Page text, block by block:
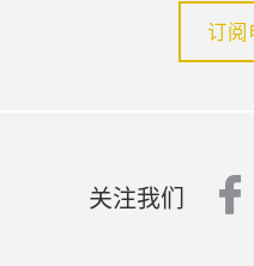
订阅
关注我们